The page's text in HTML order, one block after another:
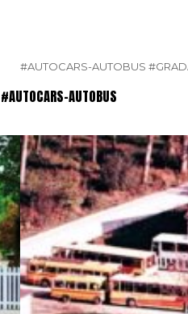
#AUTOCARS-AUTOBUS
#AUTOCARS-AUTOBUS